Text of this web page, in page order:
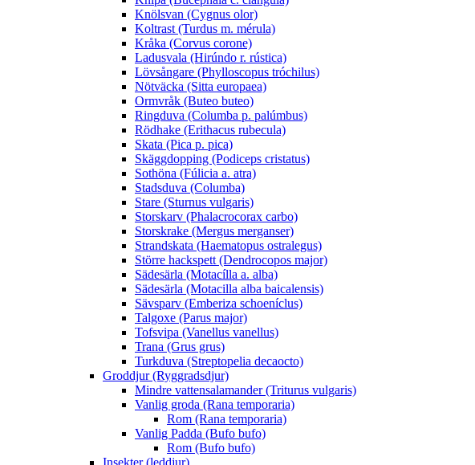
Knölsvan (Cygnus olor)
Koltrast (Turdus m. mérula)
Kråka (Corvus corone)
Ladusvala (Hirúndo r. rústica)
Lövsångare (Phylloscopus tróchilus)
Nötväcka (Sitta europaea)
Ormvråk (Buteo buteo)
Ringduva (Columba p. palúmbus)
Rödhake (Erithacus rubecula)
Skata (Pica p. pica)
Skäggdopping (Podiceps cristatus)
Sothöna (Fúlicia a. atra)
Stadsduva (Columba)
Stare (Sturnus vulgaris)
Storskarv (Phalacrocorax carbo)
Storskrake (Mergus merganser)
Strandskata (Haematopus ostralegus)
Större hackspett (Dendrocopos major)
Sädesärla (Motacílla a. alba)
Sädesärla (Motacilla alba baicalensis)
Sävsparv (Emberiza schoeníclus)
Talgoxe (Parus major)
Tofsvipa (Vanellus vanellus)
Trana (Grus grus)
Turkduva (Streptopelia decaocto)
Groddjur (Ryggradsdjur)
Mindre vattensalamander (Triturus vulgaris)
Vanlig groda (Rana temporaria)
Rom (Rana temporaria)
Vanlig Padda (Bufo bufo)
Rom (Bufo bufo)